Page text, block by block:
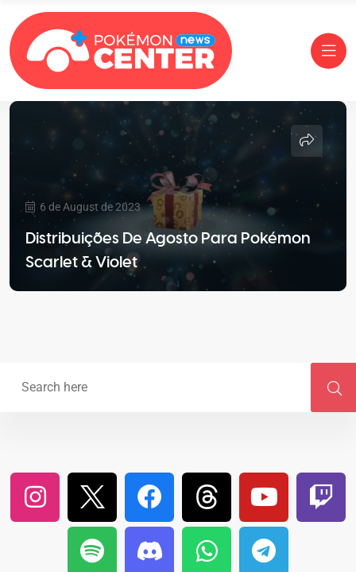
6 de August de 2023
Distribuições De Agosto Para Pokémon
Scarlet & Violet